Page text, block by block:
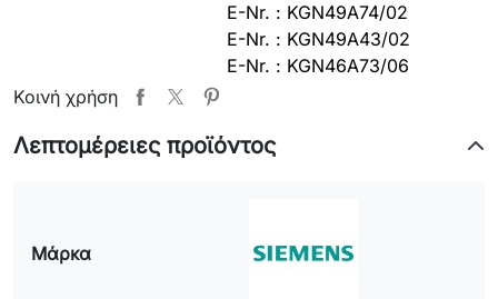
E-Nr. : KGN49A74/02
E-Nr. : KGN49A43/02
E-Nr. : KGN46A73/06
E-Nr. : KGN39A73/08
E-Nr. : KGN49A73/05
Κοινή χρήση
Λεπτομέρειες προϊόντος
Μάρκα